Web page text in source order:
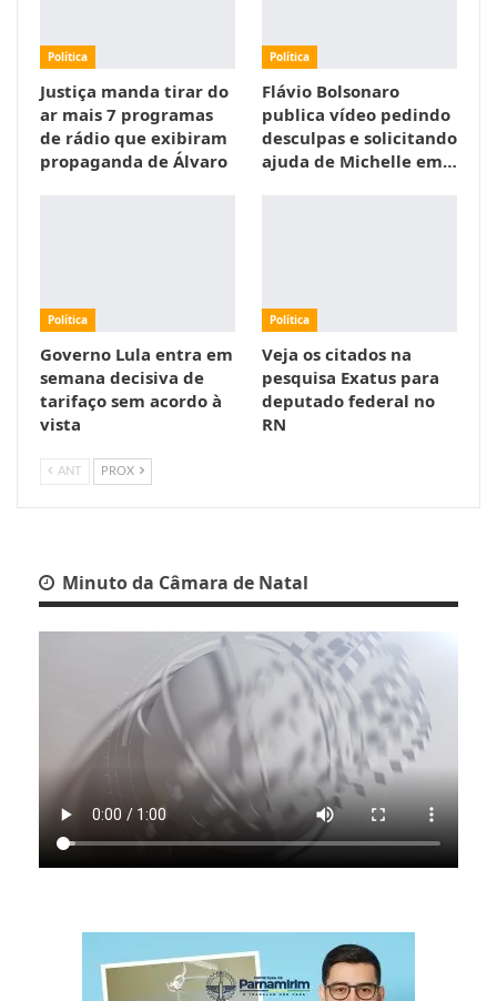
Política
Justiça manda tirar do
ar mais 7 programas
de rádio que exibiram
propaganda de Álvaro
Política
Flávio Bolsonaro
publica vídeo pedindo
desculpas e solicitando
ajuda de Michelle em…
Política
Governo Lula entra em
semana decisiva de
tarifaço sem acordo à
vista
Política
Veja os citados na
pesquisa Exatus para
deputado federal no
RN
ANT PROX
Minuto da Câmara de Natal